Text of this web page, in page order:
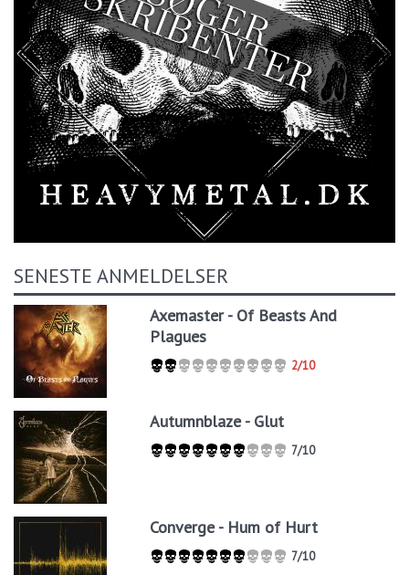
SENESTE ANMELDELSER
Axemaster - Of Beasts And
Plagues
2/10
Autumnblaze - Glut
7/10
Converge - Hum of Hurt
7/10